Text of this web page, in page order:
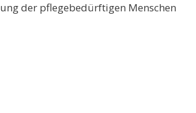
der pflegebedürftigen Menschen